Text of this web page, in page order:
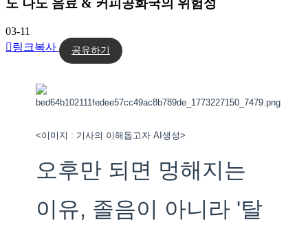
도 나도 음료 & 커피공화국의 위험성
03-11
링크복사
공유하기
<이미지 : 기사의 이해돕고자 AI생성>
오후만 되면 멍해지는
이유, 졸음이 아니라 '탈